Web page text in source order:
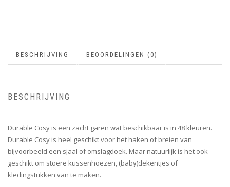
BESCHRIJVING BEOORDELINGEN (0)
BESCHRIJVING
Durable Cosy is een zacht garen wat beschikbaar is in 48 kleuren.
Durable Cosy is heel geschikt voor het haken of breien van
bijvoorbeeld een sjaal of omslagdoek. Maar natuurlijk is het ook
geschikt om stoere kussenhoezen, (baby)dekentjes of
kledingstukken van te maken.